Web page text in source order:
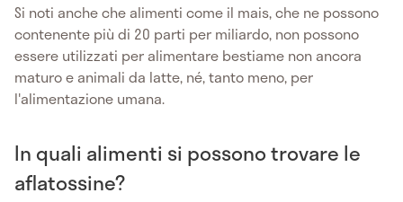
Si noti anche che alimenti come il mais, che ne possono
contenente più di 20 parti per miliardo, non possono
essere utilizzati per alimentare bestiame non ancora
maturo e animali da latte, né, tanto meno, per
l'alimentazione umana.
In quali alimenti si possono trovare le
aflatossine?